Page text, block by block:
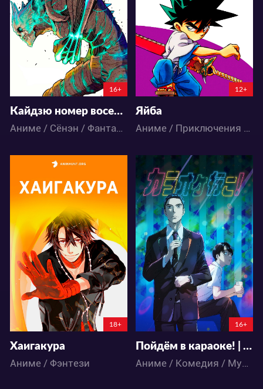
106 78
16+
Кайдзю номер восемь 2
Аниме / Сёнэн / Фантастика / Экшен
57 30
12+
Яйба
Аниме / Приключения / Сёнэн
27673
46 34
18+
Хаигакура
Аниме / Фэнтези
6931
46 24
16+
Пойдём в караоке! | Let's Go Karaoke!
Аниме / Комедия / Музыка